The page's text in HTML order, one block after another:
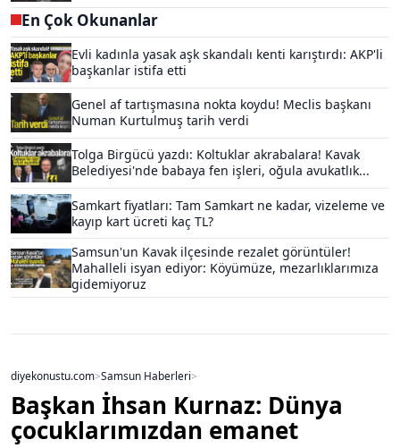
En Çok Okunanlar
Evli kadınla yasak aşk skandalı kenti karıştırdı: AKP'li
başkanlar istifa etti
Genel af tartışmasına nokta koydu! Meclis başkanı
Numan Kurtulmuş tarih verdi
Tolga Birgücü yazdı: Koltuklar akrabalara! Kavak
Belediyesi'nde babaya fen işleri, oğula avukatlık...
Samkart fiyatları: Tam Samkart ne kadar, vizeleme ve
kayıp kart ücreti kaç TL?
Samsun'un Kavak ilçesinde rezalet görüntüler!
Mahalleli isyan ediyor: Köyümüze, mezarlıklarımıza
gidemiyoruz
diyekonustu.com>Samsun Haberleri>
Başkan İhsan Kurnaz: Dünya
çocuklarımızdan emanet